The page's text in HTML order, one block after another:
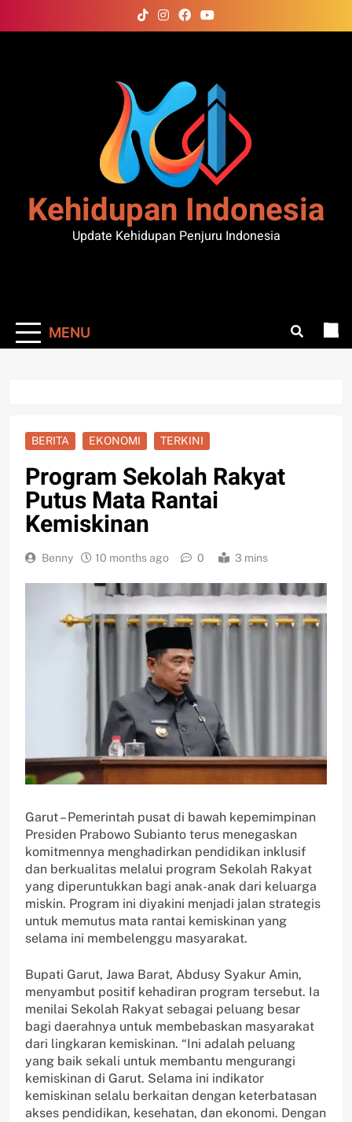
to
Kehidupan Indonesia
Update Kehidupan Penjuru Indonesia
MENU
BERITA EKONOMI TERKINI
Program Sekolah Rakyat
Putus Mata Rantai
Kemiskinan
Benny 10 months ago 0 3 mins
Garut – Pemerintah pusat di bawah kepemimpinan
Presiden Prabowo Subianto terus menegaskan
komitmennya menghadirkan pendidikan inklusif
dan berkualitas melalui program Sekolah Rakyat
yang diperuntukkan bagi anak-anak dari keluarga
miskin. Program ini diyakini menjadi jalan strategis
untuk memutus mata rantai kemiskinan yang
selama ini membelenggu masyarakat.
Bupati Garut, Jawa Barat, Abdusy Syakur Amin,
menyambut positif kehadiran program tersebut. Ia
menilai Sekolah Rakyat sebagai peluang besar
bagi daerahnya untuk membebaskan masyarakat
dari lingkaran kemiskinan. “Ini adalah peluang
yang baik sekali untuk membantu mengurangi
kemiskinan di Garut. Selama ini indikator
kemiskinan selalu berkaitan dengan keterbatasan
akses pendidikan, kesehatan, dan ekonomi. Dengan